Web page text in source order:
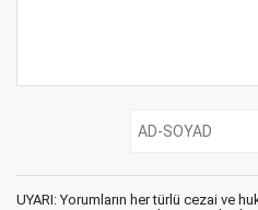
UYARI: Yorumların her türlü cezai ve